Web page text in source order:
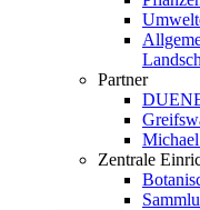
Partner
Zentrale